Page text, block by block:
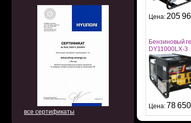
все сертификаты
Цена: 205
Бензиновый
DY11000LX-3
Цена:78